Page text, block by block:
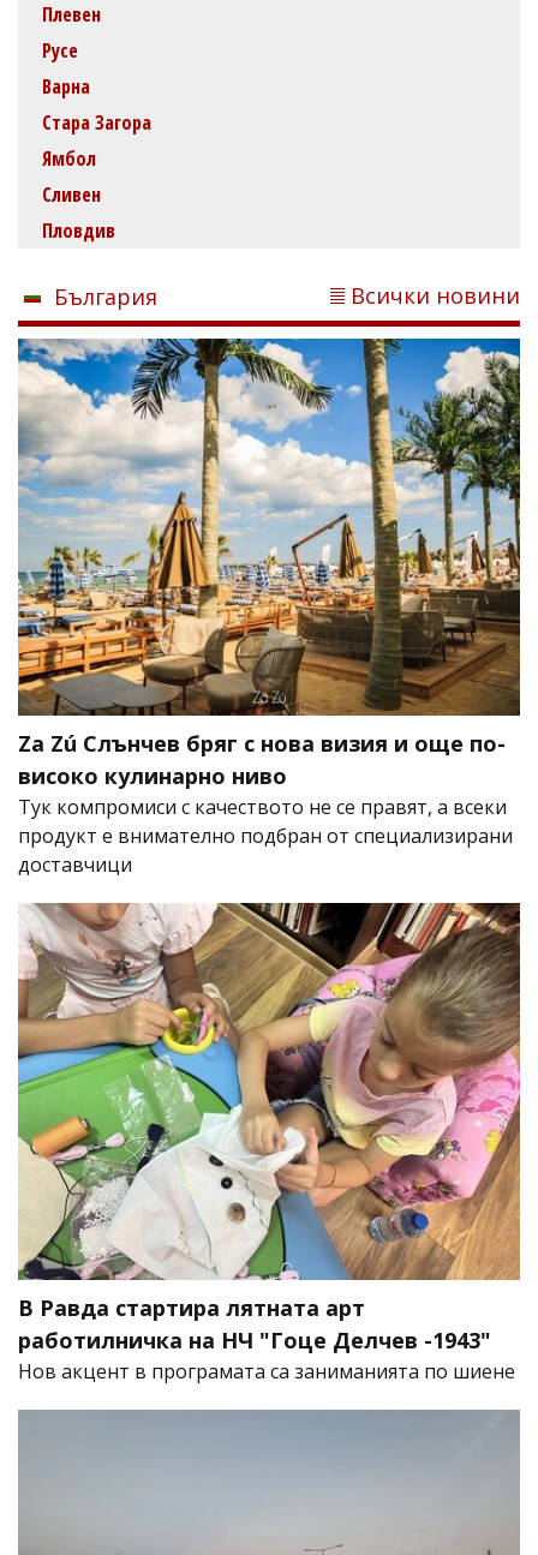
Плевен
Русе
Варна
Стара Загора
Ямбол
Сливен
Пловдив
България Всички новини
Za Zú Слънчев бряг с нова визия и още по-
високо кулинарно ниво
Тук компромиси с качеството не се правят, а всеки
продукт е внимателно подбран от специализирани
доставчици
В Равда стартира лятната арт
работилничка на НЧ "Гоце Делчев -1943"
Нов акцент в програмата са заниманията по шиене